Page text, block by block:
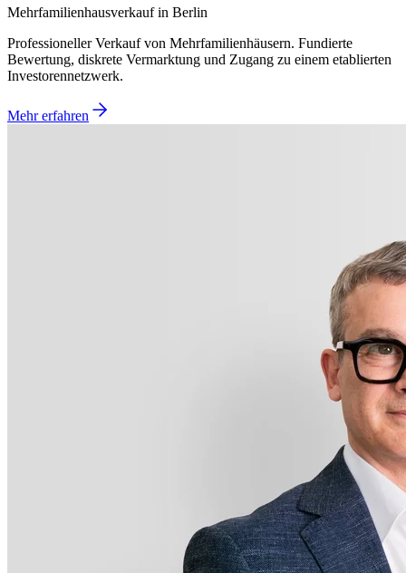
Mehrfamilienhausverkauf in Berlin
Professioneller Verkauf von Mehrfamilienhäusern. Fundierte
Bewertung, diskrete Vermarktung und Zugang zu einem etablierten
Investorennetzwerk.
Mehr erfahren